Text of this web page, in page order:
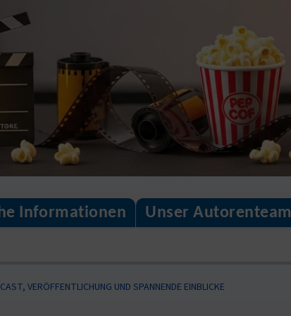
Informationen Unser Autorenteam
VERÖFFENTLICHUNG UND SPANNENDE EINBLICKE